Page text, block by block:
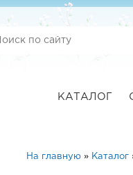
КАТАЛОГ
На главную» Каталог